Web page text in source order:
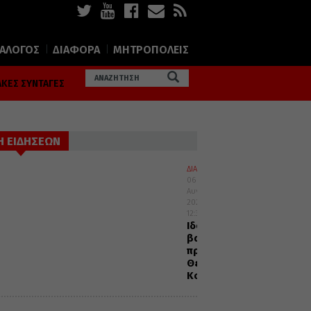
ΔΙΑΦΟΡΑ ΜΗΤΡΟΠΟΛΕΙΣ
ΣΥΝΤΑΓΕΣ
ΕΙΔΗΣΕΩΝ
ΔΙΑΛΟΓΟΣ
06
Αυγούστου
2026
12:32
Ιδού
βαδίζω
προς
Θεία
Κοινωνία